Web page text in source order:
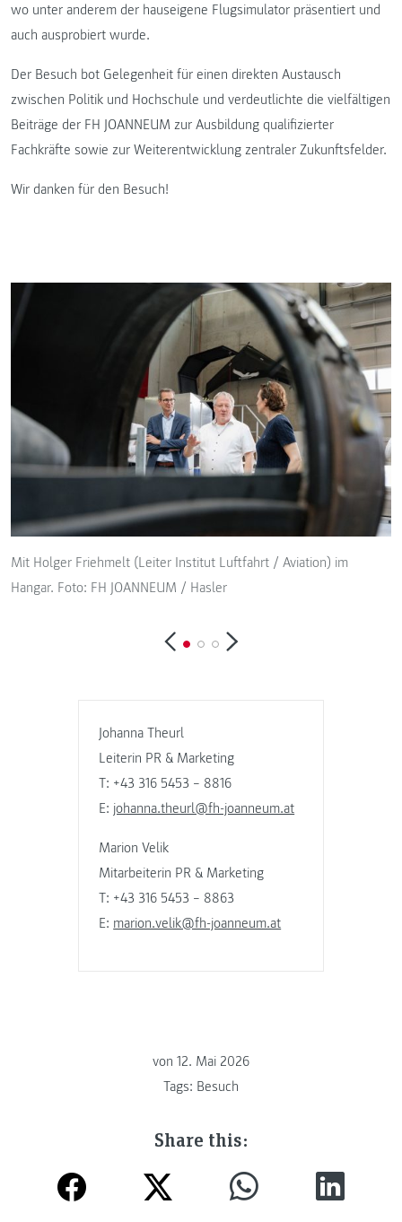
Johanna Theurl
Leiterin PR & Marketing
T: +43 316 5453 – 8816
E: johanna.theurl@fh-joanneum.at
Marion Velik
Mitarbeiterin PR & Marketing
T: +43 316 5453 – 8863
E: marion.velik@fh-joanneum.at
wo unter anderem der hauseigene Flugsimulator präsentiert und
auch ausprobiert wurde.
Der Besuch bot Gelegenheit für einen direkten Austausch
zwischen Politik und Hochschule und verdeutlichte die vielfältigen
Beiträge der FH JOANNEUM zur Ausbildung qualifizierter
Fachkräfte sowie zur Weiterentwicklung zentraler Zukunftsfelder.
Wir danken für den Besuch!
Mit Holger Friehmelt (Leiter Institut Luftfahrt / Aviation) im
Hangar. Foto: FH JOANNEUM / Hasler
von 12. Mai 2026
Tags: Besuch
Share this: